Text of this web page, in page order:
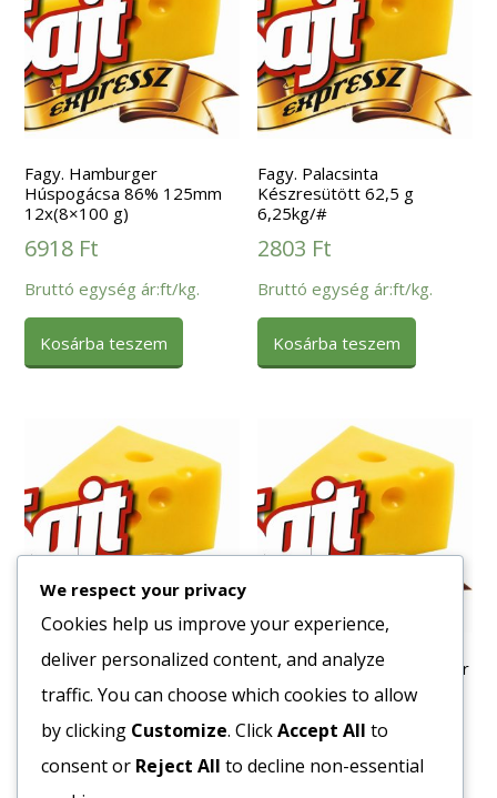
Fagy. Hamburger
Húspogácsa 86% 125mm
12x(8×100 g)
6918 Ft
Bruttó egység ár:ft/kg.
Kosárba teszem
Fagy. Palacsinta
Készresütött 62,5 g
6,25kg/#
2803 Ft
Bruttó egység ár:ft/kg.
Kosárba teszem
Fagy. Pan. Sajtgolyók
Mccain (cheese balls) 6*1kg
3504Ft
Bruttó egység ár:ft/kg.
Fagy. Pan. Csirkemell Valdor
4×2,5kg.
4571Ft
Bruttó egység ár:ft/kg.
We respect your privacy
Cookies help us improve your experience,
deliver personalized content, and analyze
traffic. You can choose which cookies to allow
by clicking Customize. ClickAccept All to
consent or Reject All to decline non-essential